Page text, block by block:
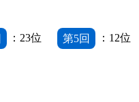
：23位 第5回 ：12位